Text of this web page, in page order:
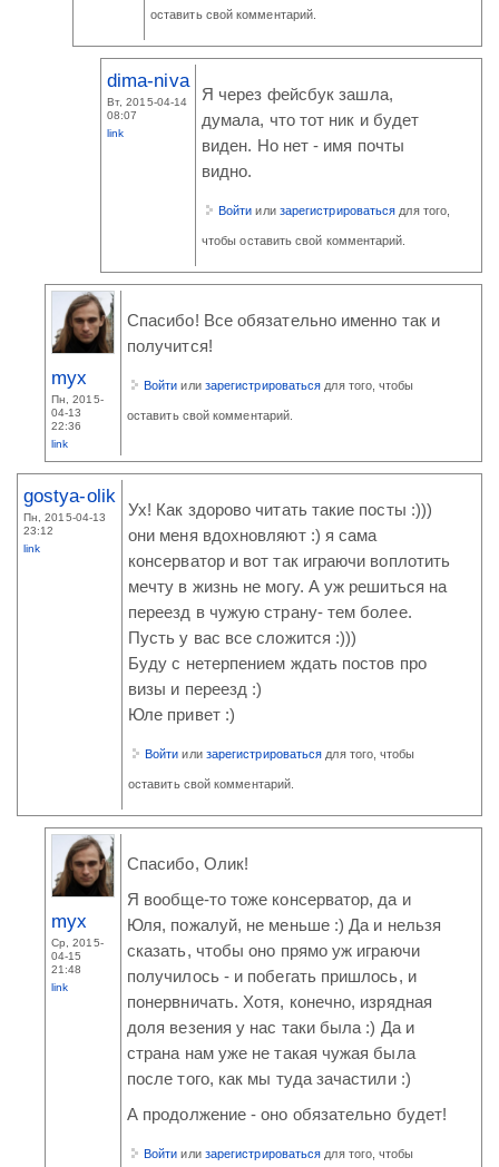
оставить свой комментарий.
dima-niva
Вт, 2015-04-14
08:07
link
Я через фейсбук зашла,
думала, что тот ник и будет
виден. Но нет - имя почты
видно.
Войти или зарегистрироваться для того,
чтобы оставить свой комментарий.
myx
Пн, 2015-
04-13
22:36
link
Спасибо! Все обязательно именно так и
получится!
Войти или зарегистрироваться для того, чтобы
оставить свой комментарий.
gostya-olik
Пн, 2015-04-13
23:12
link
Ух! Как здорово читать такие посты :)))
они меня вдохновляют :) я сама
консерватор и вот так играючи воплотить
мечту в жизнь не могу. А уж решиться на
переезд в чужую страну- тем более.
Пусть у вас все сложится :)))
Буду с нетерпением ждать постов про
визы и переезд :)
Юле привет :)
Войти или зарегистрироваться для того, чтобы
оставить свой комментарий.
myx
Ср, 2015-
04-15
21:48
link
Спасибо, Олик!
Я вообще-то тоже консерватор, да и
Юля, пожалуй, не меньше :) Да и нельзя
сказать, чтобы оно прямо уж играючи
получилось - и побегать пришлось, и
понервничать. Хотя, конечно, изрядная
доля везения у нас таки была :) Да и
страна нам уже не такая чужая была
после того, как мы туда зачастили :)
А продолжение - оно обязательно будет!
Войти или зарегистрироваться для того, чтобы